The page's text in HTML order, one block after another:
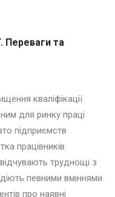
Переваги та
кваліфікації
для ринку праці
підприємств
працівників
труднощі з
певними вміннями
про наявні